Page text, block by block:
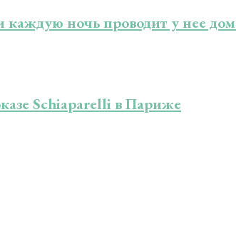
ночь проводит у нее
Schiaparelli в Париже